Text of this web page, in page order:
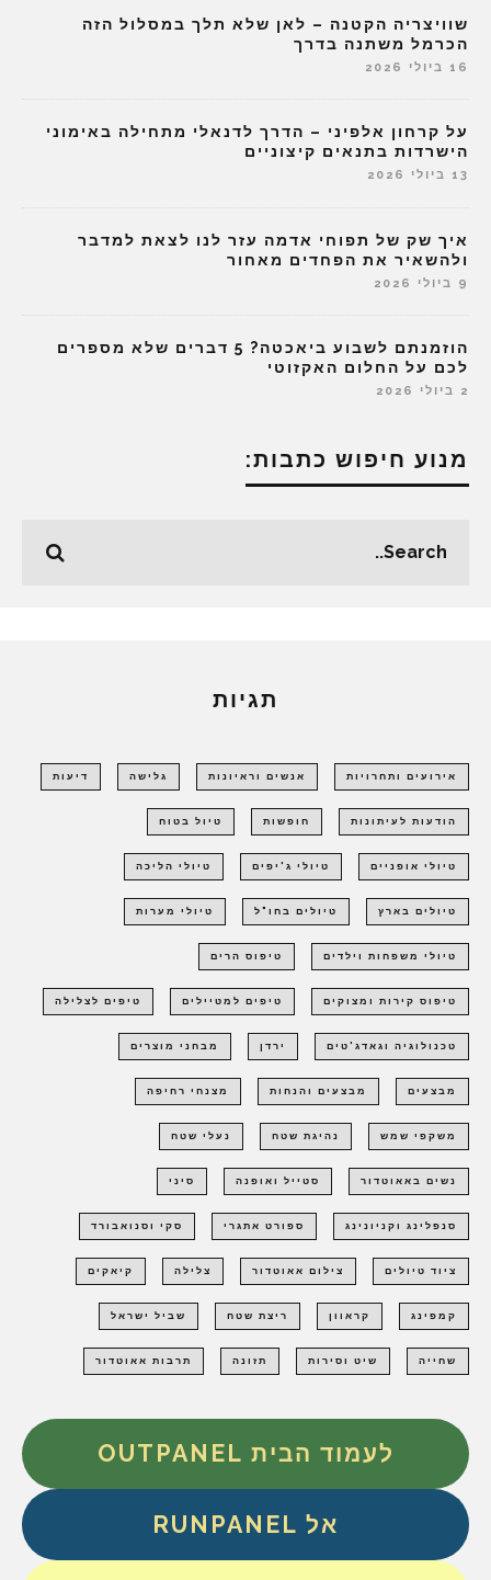
שוויצריה הקטנה – לאן שלא תלך במסלול הזה
הכרמל משתנה בדרך
16 ביולי 2026
על קרחון אלפיני – הדרך לדנאלי מתחילה באימוני
הישרדות בתנאים קיצוניים
13 ביולי 2026
איך שק של תפוחי אדמה עזר לנו לצאת למדבר
ולהשאיר את הפחדים מאחור
9 ביולי 2026
הוזמנתם לשבוע ביאכטה? 5 דברים שלא מספרים
לכם על החלום האקזוטי
2 ביולי 2026
מנוע חיפוש כתבות:
תגיות
אירועים ותחרויות אנשים וראיונות גלישה דיעות
הודעות לעיתונות חופשות טיול בטוח
טיולי אופניים טיולי ג'יפים טיולי הליכה
טיולים בארץ טיולים בחו"ל טיולי מערות
טיולי משפחות וילדים טיפוס הרים
טיפוס קירות ומצוקים טיפים למטיילים טיפים לצלילה
טכנולוגיה וגאדג'טים ירדן מבחני מוצרים
מבצעים מבצעים והנחות מצנחי רחיפה
משקפי שמש נהיגת שטח נעלי שטח
נשים באאוטדור סטייל ואופנה סיני
סנפלינג וקניונינג ספורט אתגרי סקי וסנואבורד
ציוד טיולים צילום אאוטדור צלילה קיאקים
קמפינג קראוון ריצת שטח שביל ישראל
שחייה שיט וסירות תזונה תרבות אאוטדור
לעמוד הבית OUTPANEL
אל RUNPANEL